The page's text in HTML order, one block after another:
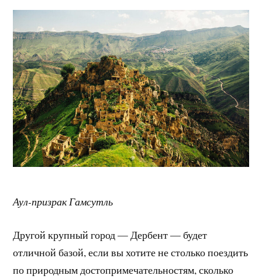
Аул-призрак Гамсутль
Другой крупный город — Дербент — будет
отличной базой, если вы хотите не столько поездить
по природным достопримечательностям, сколько